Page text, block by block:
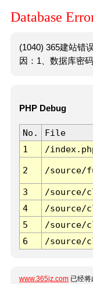
Database
(1040) 365建站错
因：1、数据库密
PHP Debug
No. File
1
/
2 /source/
3 /source/
4
/source/
5
/source/
6
/source/
www.365jz.com 已经